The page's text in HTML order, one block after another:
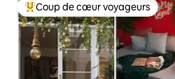
Coups de cœur voyageurs les
Coup de cœur voyageurs